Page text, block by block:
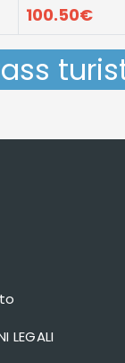
100.50€
LEGALI